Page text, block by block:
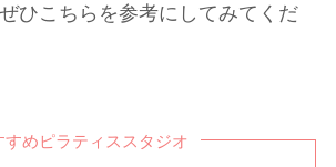
ひこちらを参考にしてみてくだ
めピラティススタジオ